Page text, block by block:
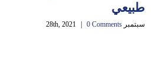
طبيعي
سبتمبر 28th, 2021 0 Comments